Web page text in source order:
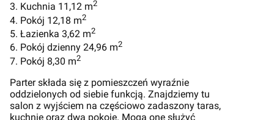
3. Kuchnia 11,12 m2
4. Pokój 12,18 m2
5. Łazienka 3,62 m2
6. Pokój dzienny 24,96 m2
7. Pokój 8,30 m2
Parter składa się z pomieszczeń wyraźnie
oddzielonych od siebie funkcją. Znajdziemy tu
salon z wyjściem na częściowo zadaszony taras,
kuchnię oraz dwa pokoje. Mogą one służyć